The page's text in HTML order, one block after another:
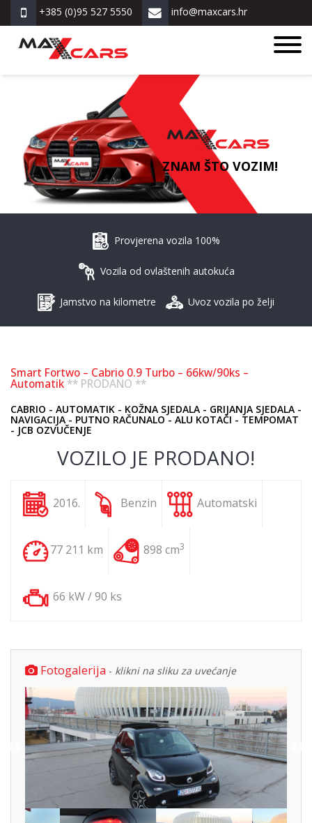
+385 (0)95 527 5550 info@maxcars.hr
ZNAM ŠTO VOZIM!
Provjerena vozila 100%
Vozila od ovlaštenih autokuća
Jamstvo na kilometre Uvoz vozila po želji
Smart Fortwo – Cabrio 0.9 Turbo – 66kw/90ks –
Automatik ** PRODANO **
CABRIO - AUTOMATIK - KOŽNA SJEDALA - GRIJANJA SJEDALA -
NAVIGACIJA - PUTNO RAČUNALO - ALU KOTAČI - TEMPOMAT
- JCB OZVUČENJE
VOZILO JE PRODANO!
2016. Benzin Automatski
77 211 km 898 cm3
66 kW / 90 ks
Fotogalerija - klikni na sliku za uvećanje